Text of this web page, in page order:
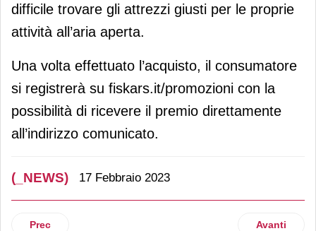
difficile trovare gli attrezzi giusti per le proprie
attività all’aria aperta.
Una volta effettuato l’acquisto, il consumatore
si registrerà su fiskars.it/promozioni con la
possibilità di ricevere il premio direttamente
all’indirizzo comunicato.
(_NEWS) 17 Febbraio 2023
Articolo precedente: Coca-Cola Hbc: Sorrentino è la
Prec Articolo
Avanti